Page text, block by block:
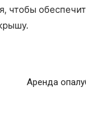
чтобы
Аренда